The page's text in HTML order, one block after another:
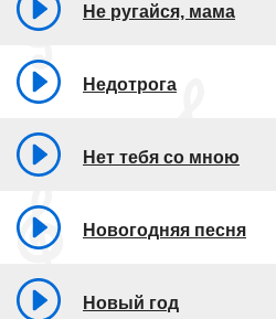
Не ругайся, мама
Недотрога
Нет тебя со мною
Новогодняя песня
Новый год